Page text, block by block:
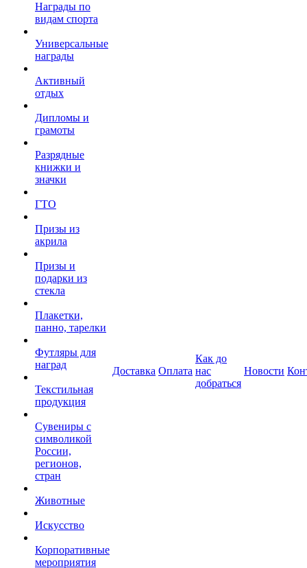
Награды по
видам спорта
Универсальные
награды
Активный
отдых
Дипломы и
грамоты
Разрядные
книжки и
значки
ГТО
Призы из
акрила
Призы и
подарки из
стекла
Плакетки,
панно, тарелки
Футляры для
наград
Текстильная
продукция
Сувениры с
символикой
России,
регионов,
стран
Животные
Искусство
Корпоративные
мероприятия
Доставка Оплата
Как до
нас
добраться
Новости